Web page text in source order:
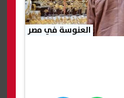
العنوسة في مصر